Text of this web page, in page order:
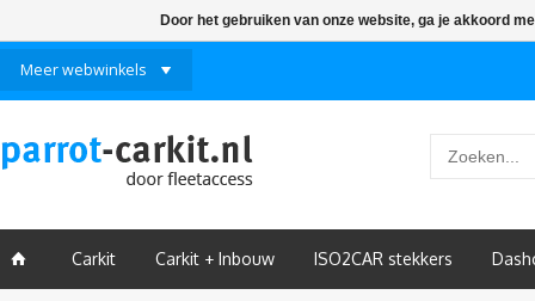
Meer webwinkels
ï Carkit Carkit + Inbouw ISO2CAR stekkers
Door het gebruiken van onze website, ga je akkoord